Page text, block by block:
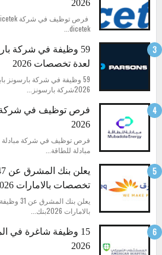
2026
dicetek...
59 وظيفة في شركة
لعدة تخصصات 2026
59 وظيفة في شركة بارسونز
2026شركة بارسونز...
فرص توظيف في شركة
2026
مبادلة للطاقة...
تخصصات بالامارات 2026
يعلن بنك
بالامارات 2026بنك...
15 وظيفة شاغرة في
2026